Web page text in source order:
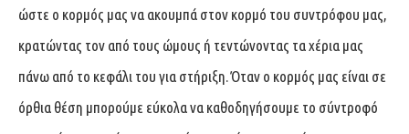
ώστε ο κορμός μας να ακουμπά στον κορμό του συντρόφου μας,
κρατώντας τον από τους ώμους ή τεντώνοντας τα χέρια μας
πάνω από το κεφάλι του για στήριξη. Όταν ο κορμός μας είναι σε
όρθια θέση μπορούμε εύκολα να καθοδηγήσουμε το σύντροφό